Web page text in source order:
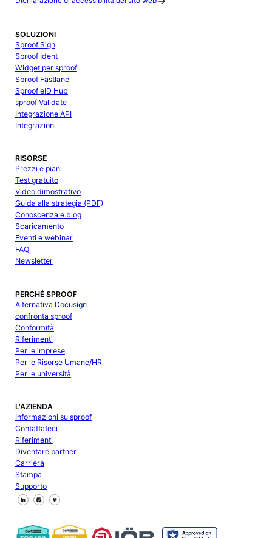
SOLUZIONI
Sproof Sign
Sproof Ident
Widget per sproof
Sproof Fastlane
Sproof eID Hub
sproof Validate
Integrazione API
Integrazioni
RISORSE
Prezzi e piani
Test gratuito
Video dimostrativo
Guida alla strategia (PDF)
Conoscenza e blog
Scaricamento
Eventi e webinar
FAQ
Newsletter
PERCHÉ SPROOF
Alternativa Docusign
confronta sproof
Conformità
Riferimenti
Per le imprese
Per le Risorse Umane/HR
Per le università
L'AZIENDA
Informazioni su sproof
Contattateci
Riferimenti
Diventare partner
Carriera
Stampa
Supporto
Seguici su Facebook
Seguici su X
Seguici su LinkedIn